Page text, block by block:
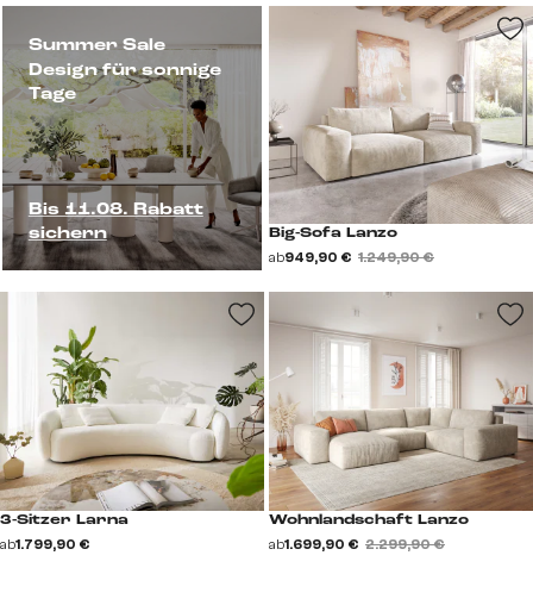
Summer Sale
Design für sonnige
Tage
Bis 11.08. Rabatt
sichern
Big-Sofa Lanzo
ab949,90 € 1.249,90 €
3-Sitzer Larna
ab1.799,90 €
Wohnlandschaft Lanzo
ab1.699,90 € 2.299,90 €